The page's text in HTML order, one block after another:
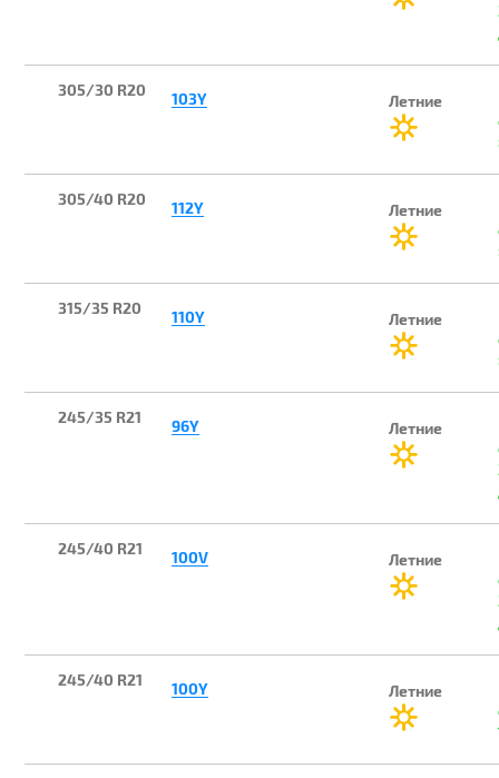
305/30 R20 103Y Летние
305/40 R20 112Y Летние
315/35 R20 110Y Летние
245/35 R21 96Y Летние
245/40 R21 100V Летние
245/40 R21 100Y Летние